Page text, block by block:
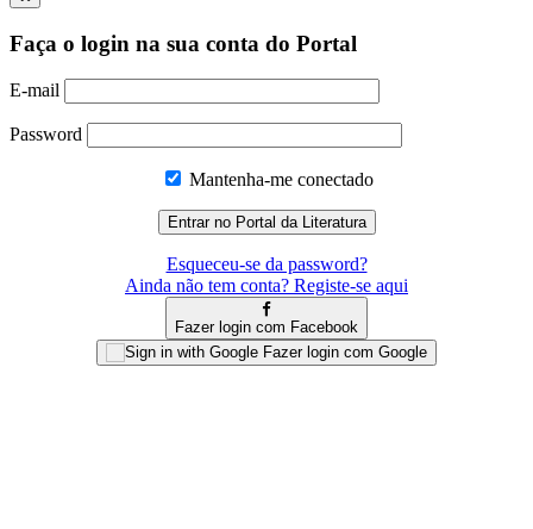
Faça o login na sua conta do Portal
E-mail
Password
Mantenha-me conectado
Esqueceu-se da password?
Ainda não tem conta? Registe-se aqui
Fazer login com Facebook
Fazer login com Google